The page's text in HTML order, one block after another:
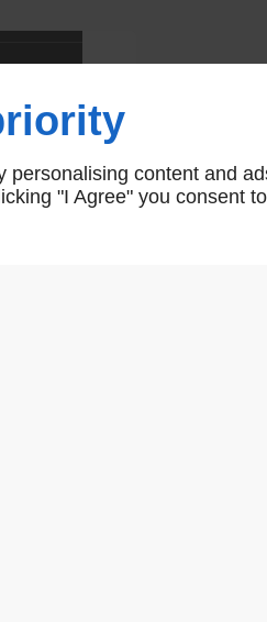
Bouton
AR01129
content and
"I Agree" you consent